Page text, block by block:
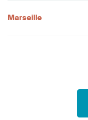
Marseille